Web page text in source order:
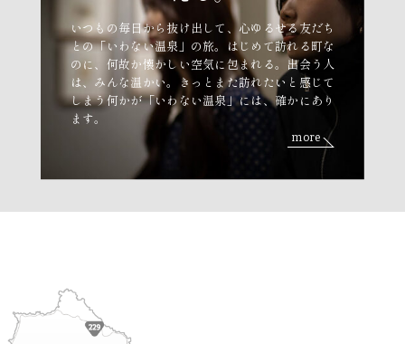
いつもの毎日から抜け出して、心ゆるせる友だち
との「いわない温泉」の旅。はじめて訪れる町な
のに、何故か懐かしい空気に包まれる。出会う人
は、みんな温かい。きっとまた訪れたいと感じて
しまう何かが「いわない温泉」には、確かにあり
ます。
more